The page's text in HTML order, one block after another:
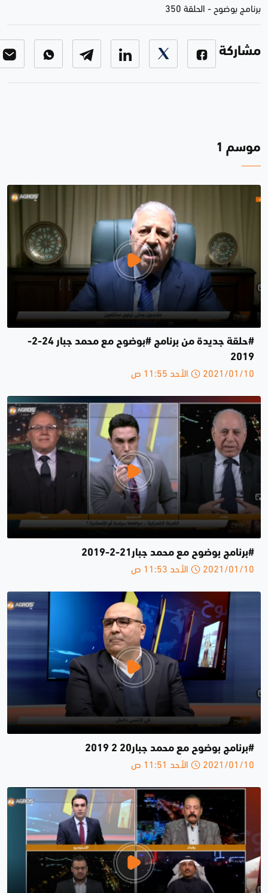
برنامج بوضوح - الحلقة 350
مشاركة
موسم 1
#حلقة جديدة من برنامج #بوضوح مع محمد جبار 24-2-
2019
2021/01/10 الأحد 11:55 ص
#برنامج بوضوح مع محمد جبار21-2-2019
2021/01/10 الأحد 11:53 ص
#برنامج بوضوح مع محمد جبار20 2 2019
2021/01/10 الأحد 11:51 ص